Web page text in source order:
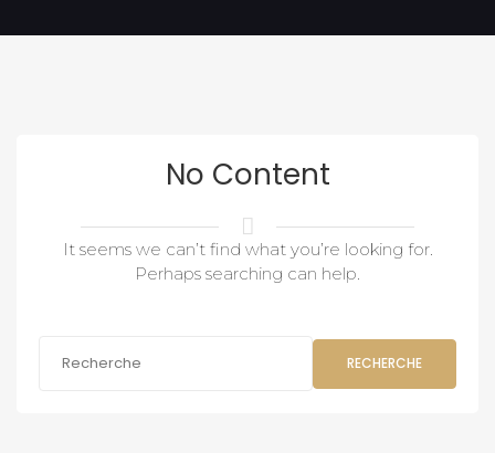
No Content
It seems we can’t find what you’re looking for.
Perhaps searching can help.
RECHERCHE